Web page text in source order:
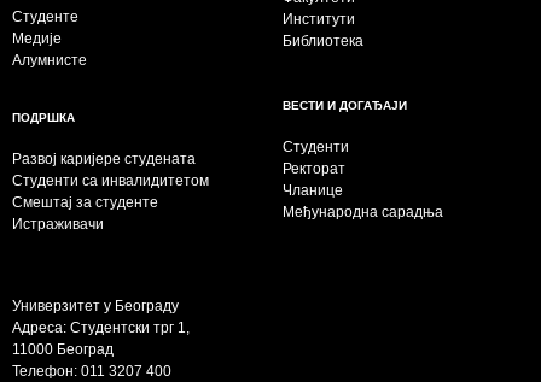
Студенте
Медије
Алумнисте
Институти
Библиотека
ПОДРШКА
Развој каријере студената
Студенти са инвалидитетом
Смештај за студенте
Истраживачи
ВЕСТИ И ДОГАЂАЈИ
Студенти
Ректорат
Чланице
Међународна сарадња
Универзитет у Београду
Адреса: Студентски трг 1,
11000 Београд
Телефон: 011 3207 400